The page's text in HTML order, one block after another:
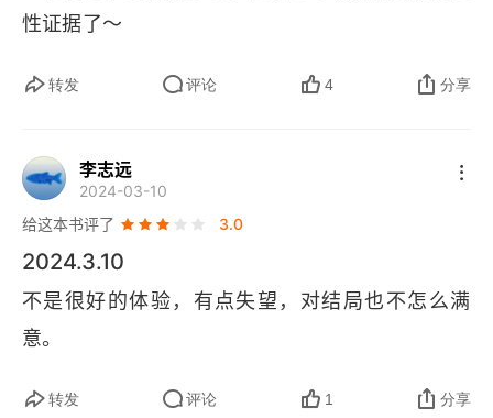
里。还有小说开头埋下的伏笔，波洛侦探俯瞰沙滩
一些 —— 人体而已"。那么反向思考，沙滩上的
那些看起来完美的不在场证明，有一个前提就是被
害人预计的死亡时间。整套逻辑推理都是以艾莲娜
的呢？读到最后的大揭秘时刻，我有些细思极恐，
不禁反思我工作生活中是否有一些习以为常的参考
系，经不起追问与推敲呢？我再一次提醒自己拒绝
思维定式，警钟长鸣！阿婆的这本小说构思巧妙，
性证据了～
转发 评论 4 分享
李志远
2024-03-10
给这本书评了
3.0
2024.3.10
不是很好的体验，有点失望，对结局也不怎么满
意。
转发 评论 1 分享